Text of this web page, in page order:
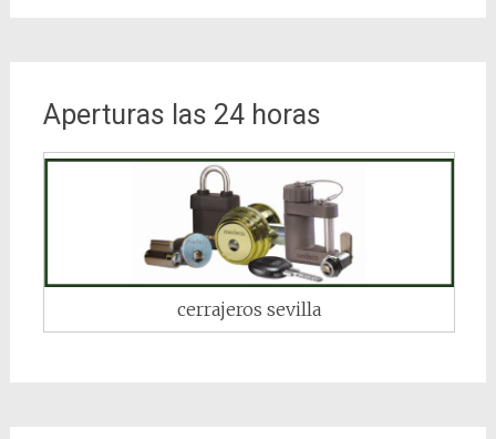
Aperturas las 24 horas
cerrajeros sevilla